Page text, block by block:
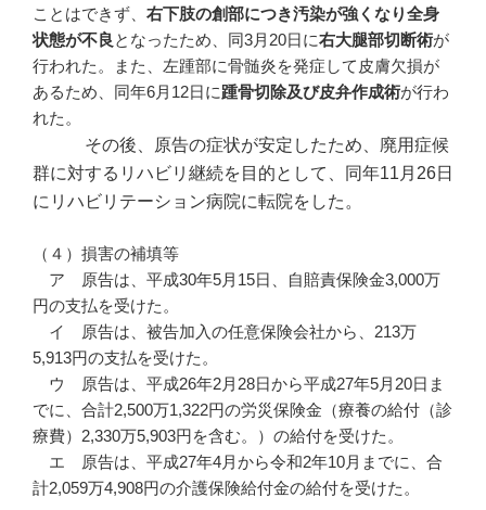
ことはできず、 右下肢の創部につき汚染が強くなり全身
状態が不良 となったため、同3月20日に右大腿部切断術が
行われた。また、左踵部に骨髄炎を発症して皮膚欠損が
あるため、同年6月12日に踵骨切除及び皮弁作成術が行わ
れた。
その後、原告の症状が安定したため、廃用症候
群に対するリハビリ継続を目的として、同年11月26日
にリハビリテーション病院に転院をした。
（４）損害の補填等
ア 原告は、平成30年5月15日、自賠責保険金3,000万
円の支払を受けた。
イ 原告は、被告加入の任意保険会社から、213万
5,913円の支払を受けた。
ウ 原告は、平成26年2月28日から平成27年5月20日ま
でに、合計2,500万1,322円の労災保険金（療養の給付（診
療費）2,330万5,903円を含む。）の給付を受けた。
エ 原告は、平成27年4月から令和2年10月までに、合
計2,059万4,908円の介護保険給付金の給付を受けた。